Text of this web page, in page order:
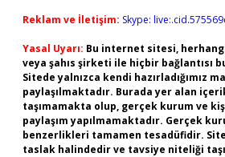
Reklam ve İletişim: Skype:
Yasal Uyarı: Bu internet sitesi,
veya şahıs şirketi ile hiçbir bağlantısı
Sitede yalnızca kendi hazırladığımız
paylaşılmaktadır. Burada yer alan
taşımamakta olup, gerçek kurum ve
paylaşım yapılmamaktadır. Gerçek
benzerlikleri tamamen tesadüfidir.
taslak halindedir ve tavsiye niteliği